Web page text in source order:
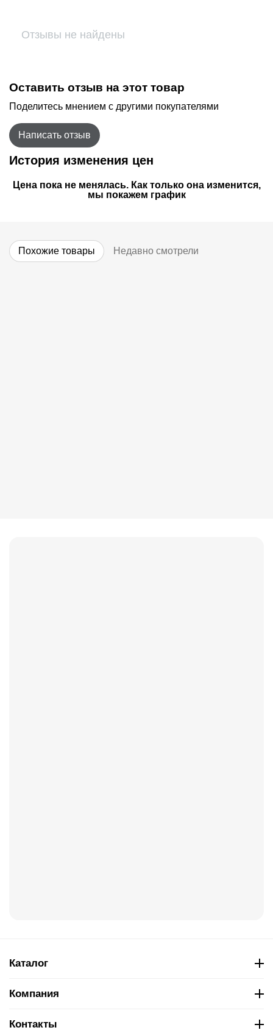
Отзывы не найдены
Оставить отзыв на этот товар
Поделитесь мнением с другими покупателями
Написать отзыв
История изменения цен
Цена пока не менялась. Как только она изменится,
мы покажем график
Похожие товары Недавно смотрели
Каталог
Компания
Контакты